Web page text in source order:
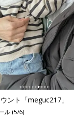
ント「meguc217」
ル (5/6)